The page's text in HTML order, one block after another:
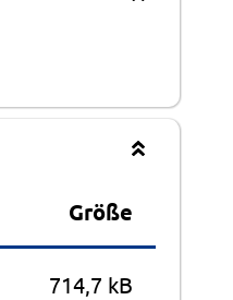
Größe
714,7 kB